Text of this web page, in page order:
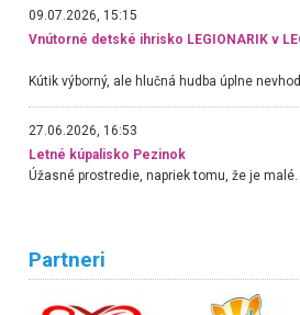
09.07.2026, 15:15
Vnútorné detské ihrisko LEGIONARIK v
27.06.2026, 16:53
Letné kúpalisko Pezinok
Partneri